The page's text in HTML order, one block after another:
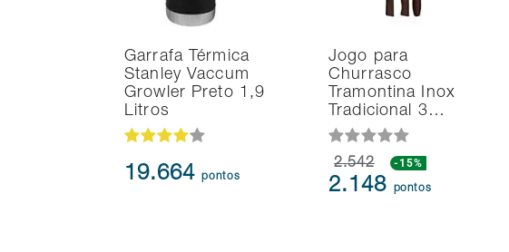
Garrafa Térmica
Stanley Vaccum
Growler Preto 1,9
Litros
19.664pontos
Jogo para
Churrasco
Tramontina Inox
Tradicional 3…
2.542 -15%
2.148 pontos